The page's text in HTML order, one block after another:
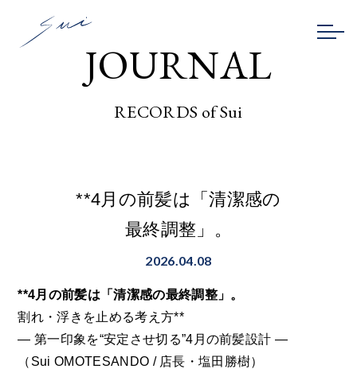
JOURNAL
RECORDS of Sui
**4月の前髪は「清潔感の
最終調整」。
2026.04.08
**4月の前髪は「清潔感の最終調整」。
割れ・浮きを止める考え方**
— 第一印象を“安定させ切る”4月の前髪設計 —
（ Sui OMOTESANDO / 店長・塩田勝樹）